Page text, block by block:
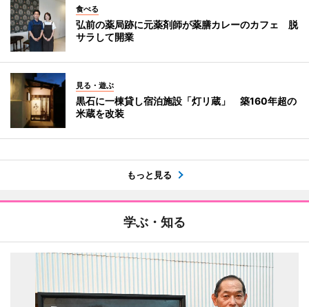
食べる
弘前の薬局跡に元薬剤師が薬膳カレーのカフェ 脱
サラして開業
見る・遊ぶ
黒石に一棟貸し宿泊施設「灯リ蔵」 築160年超の
米蔵を改装
もっと見る
学ぶ・知る